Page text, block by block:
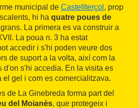
municipal de Castellterçol , prop
hi ha quatre poues de
La primera es va construir a
La poua n. 3 ha estat
accedir i s'hi poden veure dos
de suport a la volta, així com la
d'on s'hi accedia. En la visita es
el gel i com es comercialitzava.
de La Ginebreda forma part del
del Moianès, que protegeix i